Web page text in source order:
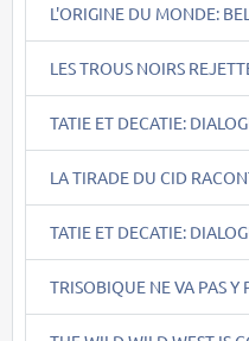
L'ORIGINE DU MONDE:
LES TROUS NOIRS
TATIE ET DECATIE:
LA TIRADE DU CID
TATIE ET DECATIE:
TRISOBIQUE NE VA PAS Y